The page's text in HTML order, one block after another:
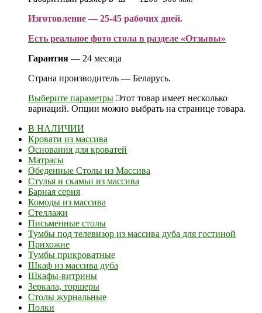
Изготовление — 25-45 рабочих дней.
Есть реальное фото стола в разделе «Отзывы»
Гарантия — 24 месяца
Страна производитель — Беларусь.
Выберите параметры Этот товар имеет несколько
вариаций. Опции можно выбрать на странице товара.
В НАЛИЧИИ
Кровати из массива
Основания для кроватей
Матрасы
Обеденные Столы из Массива
Стулья и скамьи из массива
Барная серия
Комоды из массива
Стеллажи
Письменные столы
Тумбы под телевизор из массива дуба для гостиной
Прихожие
Тумбы прикроватные
Шкаф из массива дуба
Шкафы-витрины
Зеркала, торшеры
Столы журнальные
Полки